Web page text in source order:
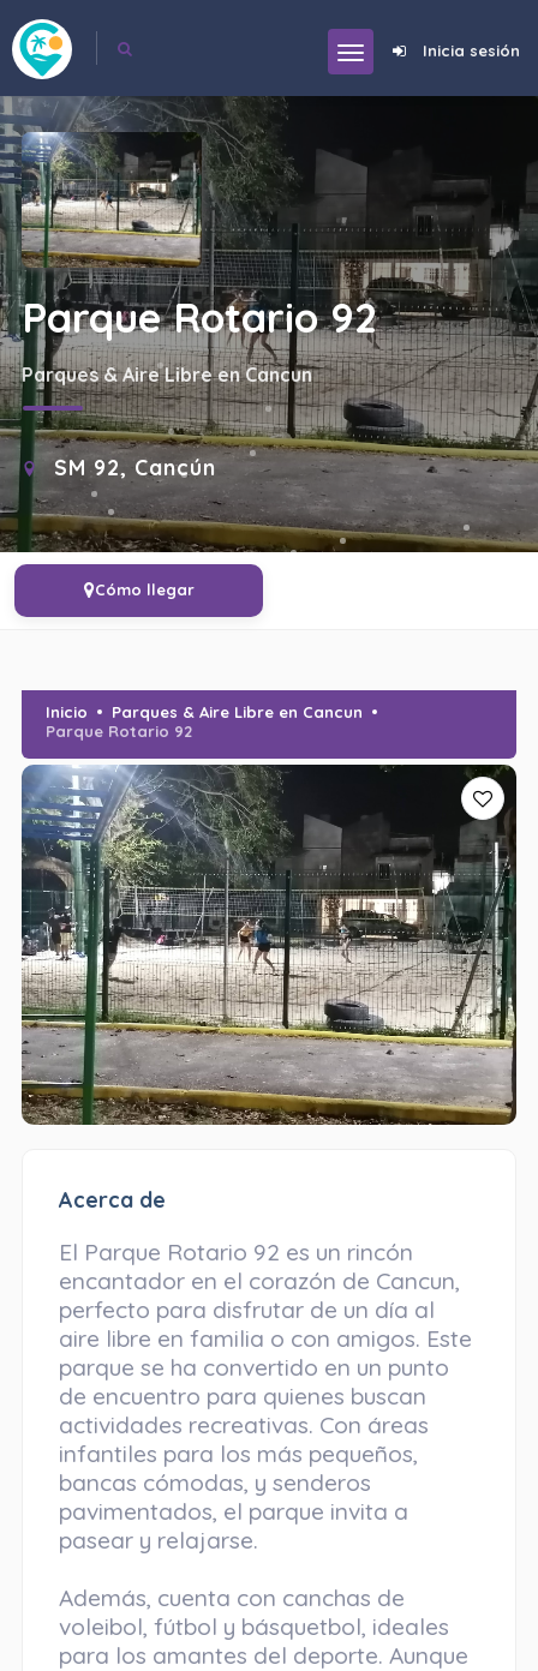
Inicia sesión
Parque Rotario 92
Parques & Aire Libre en Cancun
SM 92, Cancún
Cómo llegar
Inicio
Parques & Aire Libre en Cancun
Parque Rotario 92
Acerca de
El Parque Rotario 92 es un rincón
encantador en el corazón de Cancun,
perfecto para disfrutar de un día al
aire libre en familia o con amigos. Este
parque se ha convertido en un punto
de encuentro para quienes buscan
actividades recreativas. Con áreas
infantiles para los más pequeños,
bancas cómodas, y senderos
pavimentados, el parque invita a
pasear y relajarse.
Además, cuenta con canchas de
voleibol, fútbol y básquetbol, ideales
para los amantes del deporte. Aunque